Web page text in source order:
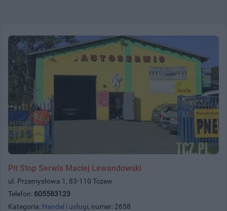
Pit Stop Serwis Maciej Lewandowski
ul. Przemysłowa 1, 83-110 Tczew
Telefon: 605583123
Kategoria: Handel i usługi, numer: 2658